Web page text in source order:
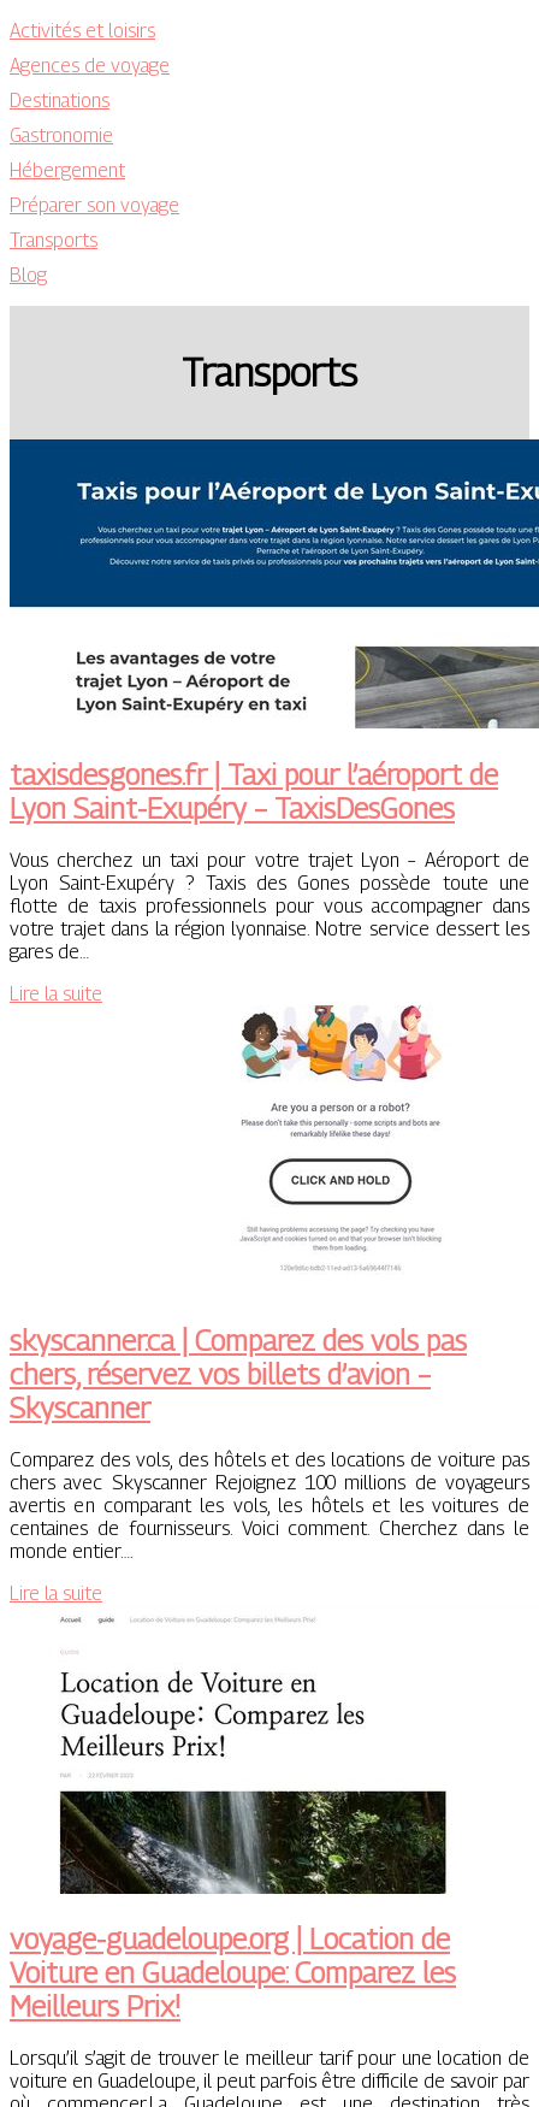
Activités et loisirs
Agences de voyage
Destinations
Gastronomie
Hébergement
Préparer son voyage
Transports
Blog
Transports
taxisdesgones.fr | Taxi pour l’aéroport de
Lyon Saint-Exupéry – TaxisDesGones
Vous cherchez un taxi pour votre trajet Lyon – Aéroport de
Lyon Saint-Exupéry ? Taxis des Gones possède toute une
flotte de taxis professionnels pour vous accompagner dans
votre trajet dans la région lyonnaise. Notre service dessert les
gares de…
Lire la suite
skyscanner.ca | Comparez des vols pas
chers, réservez vos billets d’avion –
Skyscanner
Comparez des vols, des hôtels et des locations de voiture pas
chers avec Skyscanner Rejoignez 100 millions de voyageurs
avertis en comparant les vols, les hôtels et les voitures de
centaines de fournisseurs. Voici comment. Cherchez dans le
monde entier….
Lire la suite
voyage-guadeloupe.org | Location de
Voiture en Guadeloupe: Comparez les
Meilleurs Prix!
Lorsqu’il s’agit de trouver le meilleur tarif pour une location de
voiture en Guadeloupe, il peut parfois être difficile de savoir par